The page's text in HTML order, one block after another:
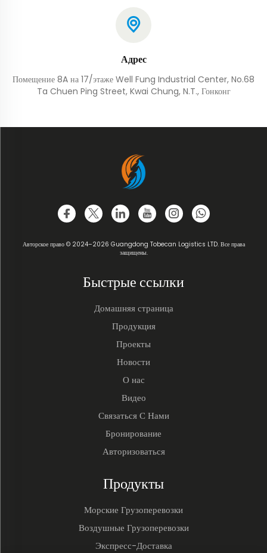
Адрес
Помещение 8A на 17/этаже Well Fung Industrial Center, No.68
Ta Chuen Ping Street, Kwai Chung, N.T., Гонконг
Авторское право © 2024–2026 Guangdong Tobecan Logistics LTD. Все права
защищены.
Быстрые ссылки
Домашняя страница
Продукция
Проекты
Новости
О нас
Видео
Связаться С Нами
Бронирование
Авторизоваться
Продукты
Морские Грузоперевозки
Воздушные Грузоперевозки
Экспресс-Доставка